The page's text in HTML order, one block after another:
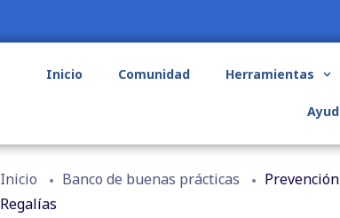
Inicio Comunidad Herramientas
Inicio Banco de buenas prácticas
Regalías